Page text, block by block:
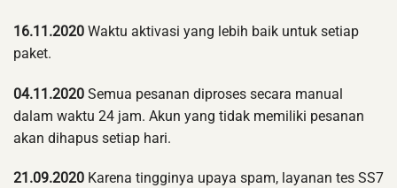
16.11.2020 Waktu aktivasi yang lebih baik untuk setiap
paket.
04.11.2020 Semua pesanan diproses secara manual
dalam waktu 24 jam. Akun yang tidak memiliki pesanan
akan dihapus setiap hari.
21.09.2020 Karena tingginya upaya spam, layanan tes SS7